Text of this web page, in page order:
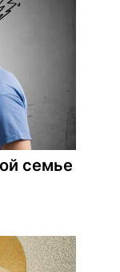
семье